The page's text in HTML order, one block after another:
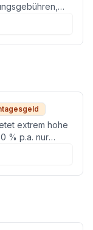
extrem hohe
% p.a. nur